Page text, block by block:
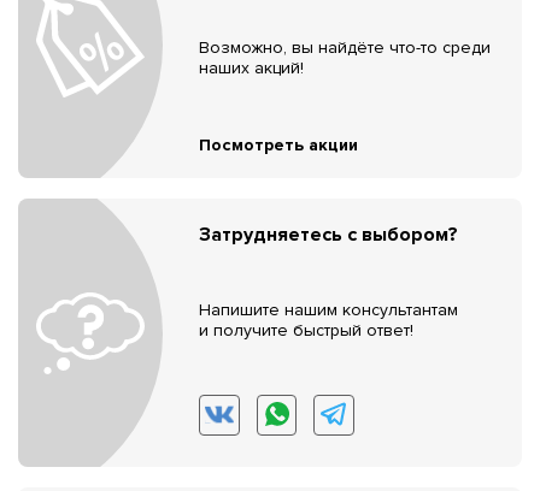
Возможно, вы найдёте что-то среди
наших акций!
Посмотреть акции
Затрудняетесь с выбором?
Напишите нашим консультантам
и получите быстрый ответ!